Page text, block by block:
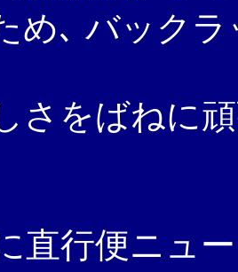
め､ バック
さをばねに
直行便ニュ